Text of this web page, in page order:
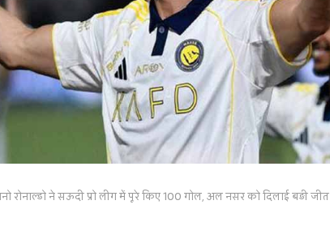
रोनाल्डो ने सऊदी प्रो लीग में पूरे किए 100 गोल, अल नसर को दिलाई बड़ी जीत